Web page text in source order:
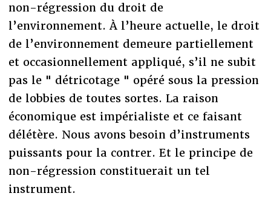
non-régression du droit de
l’environnement. À l’heure actuelle, le droit
de l’environnement demeure partiellement
et occasionnellement appliqué, s’il ne subit
pas le " détricotage " opéré sous la pression
de lobbies de toutes sortes. La raison
économique est impérialiste et ce faisant
délétère. Nous avons besoin d’instruments
puissants pour la contrer. Et le principe de
non-régression constituerait un tel
instrument.